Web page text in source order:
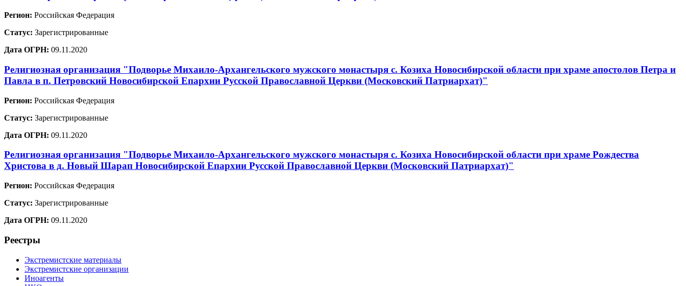
Регион: Российская Федерация
Статус: Зарегистрированные
Дата ОГРН: 09.11.2020
Религиозная организация "Подворье Михаило-Архангельского мужского монастыря с. Козиха Новосибирской области при храме апостолов Петра и
Павла в п. Петровский Новосибирской Епархии Русской Православной Церкви (Московский Патриархат)"
Регион: Российская Федерация
Статус: Зарегистрированные
Дата ОГРН: 09.11.2020
Религиозная организация "Подворье Михаило-Архангельского мужского монастыря с. Козиха Новосибирской области при храме Рождества
Христова в д. Новый Шарап Новосибирской Епархии Русской Православной Церкви (Московский Патриархат)"
Регион: Российская Федерация
Статус: Зарегистрированные
Дата ОГРН: 09.11.2020
Реестры
Экстремистские материалы
Экстремистские организации
Иноагенты